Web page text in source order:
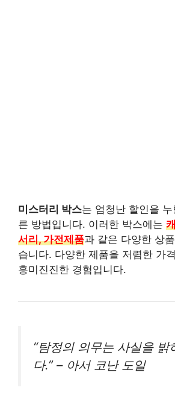
미스터리 박스는 엄청난 할인을
른 방법입니다. 이러한 박스에는
서리, 가전제품과 같은 다양한 상
습니다. 다양한 제품을 저렴한 가
흥미진진한 경험입니다.
“탐정의 의무는 사실을 밝
다.” – 아서 코난 도일